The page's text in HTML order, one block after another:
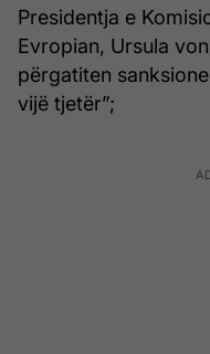
Presidentja e
Evropian, Ursula
përgatiten
vijë tjetër”;